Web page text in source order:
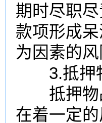
期时尽职
款项形成
为因素的风
3.抵押
抵押物品
在着一定的